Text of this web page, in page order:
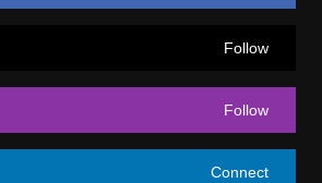
Follow
Follow
Connect